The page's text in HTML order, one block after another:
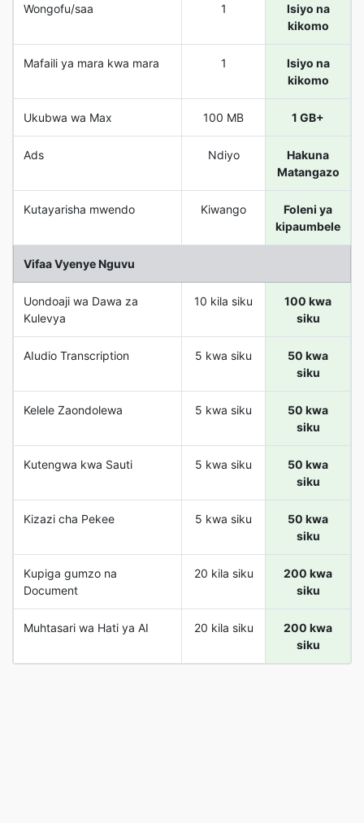
Wongofu/saa 1
Isiyo na
kikomo
Mafaili ya mara kwa mara 1
Isiyo na
kikomo
Ukubwa wa Max 100 MB 1 GB+
Ads Ndiyo
Hakuna
Matangazo
Kutayarisha mwendo Kiwango
Foleni ya
kipaumbele
Vifaa Vyenye Nguvu
Uondoaji wa Dawa za
Kulevya
10 kila siku
100 kwa
siku
AIudio Transcription 5 kwa siku
50 kwa
siku
Kelele Zaondolewa 5 kwa siku
50 kwa
siku
Kutengwa kwa Sauti 5 kwa siku
50 kwa
siku
Kizazi cha Pekee 5 kwa siku
50 kwa
siku
Kupiga gumzo na
Document
20 kila siku
200 kwa
siku
Muhtasari wa Hati ya AI 20 kila siku
200 kwa
siku